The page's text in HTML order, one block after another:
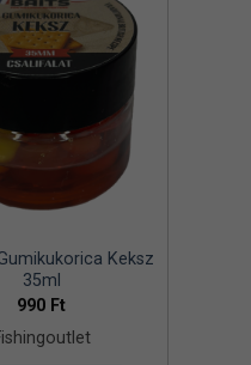
Keksz
35ml
990 Ft